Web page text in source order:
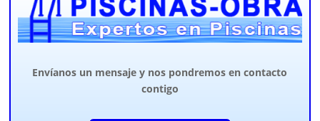
Envíanos un mensaje y nos pondremos en contacto
contigo